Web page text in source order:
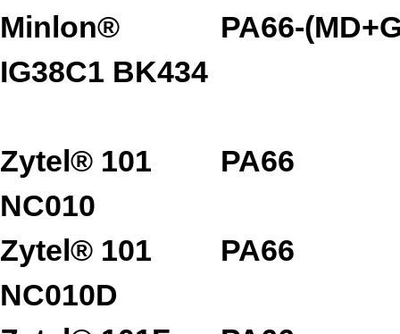
Minlon®
IG38C1 BK434
PA66-
Zytel® 101
NC010
PA66
Zytel® 101
NC010D
PA66